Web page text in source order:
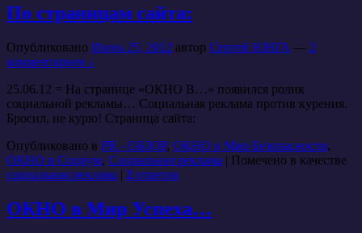
По страницам сайта:
Опубликовано Июнь 25, 2012 автор Сергей ЮНГА — 2
комментариев ↓
25.06.12 = На странице «ОКНО В…» появился ролик
социальной рекламы… Социальная реклама против курения.
Бросил, не курю! Страница сайта:
Опубликовано в PR - ОБЗОР, ОКНО в Мир Безопасности,
ОКНО в Социум, Социальная реклама | Помечено в качестве
социальная реклама | 2 ответов
ОКНО в Мир Успеха…